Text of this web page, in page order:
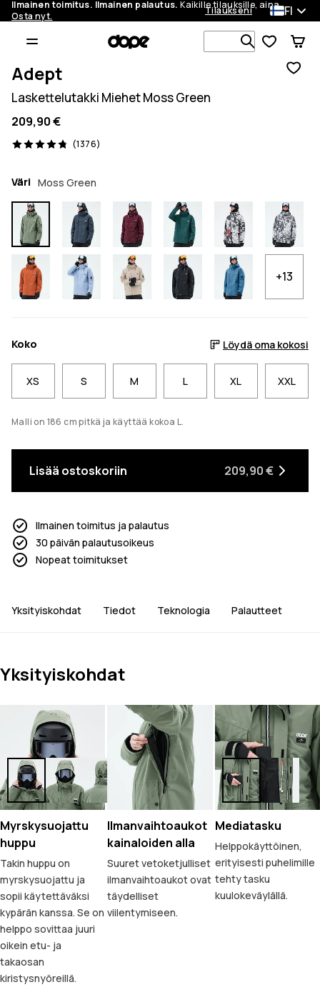
Ilmainen toimitus. Ilmainen palautus. Kaikille tilauksille, aina.
Osta nyt.
Tilaukseni FI
Etsi 1 000+
Adept
Laskettelutakki Miehet Moss Green
209,90 €
(1376)
1376 arvostelut, 4.8/5
Väri Moss Green
+13
Koko Löydä oma kokosi
XS S M L XL XXL
Malli on 186 cm pitkä ja käyttää kokoa L.
Lisää ostoskoriin 209,90 €
Ilmainen toimitus ja palautus
30 päivän palautusoikeus
Nopeat toimitukset
Yksityiskohdat Tiedot Teknologia Palautteet
Yksityiskohdat
Myrskysuojattu
huppu
Takin huppu on
myrskysuojattu ja
sopii käytettäväksi
kypärän kanssa. Se on
helppo sovittaa juuri
oikein etu- ja
takaosan
kiristysnyöreillä.
Ilmanvaihtoaukot
kainaloiden alla
Suuret vetoketjulliset
ilmanvaihtoaukot ovat
täydelliset
viilentymiseen.
Mediatasku
Helppokäyttöinen,
erityisesti puhelimille
tehty tasku
kuulokeväylällä.